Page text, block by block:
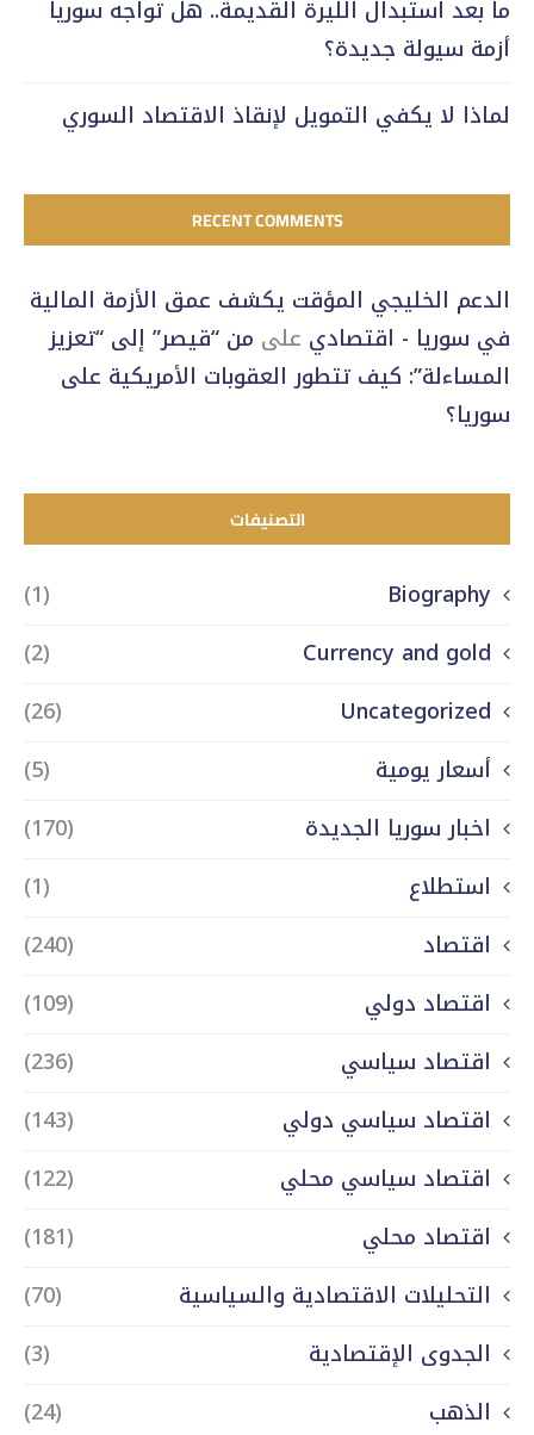
ما بعد استبدال الليرة القديمة.. هل تواجه سوريا
أزمة سيولة جديدة؟
لماذا لا يكفي التمويل لإنقاذ الاقتصاد السوري
RECENT COMMENTS
الدعم الخليجي المؤقت يكشف عمق الأزمة المالية
في سوريا - اقتصادي على من “قيصر” إلى “تعزيز
المساءلة”: كيف تتطور العقوبات الأمريكية على
سوريا؟
التصنيفات
Biography
(1)
Currency and gold
(2)
Uncategorized
(26)
أسعار يومية
(5)
اخبار سوريا الجديدة
(170)
استطلاع
(1)
اقتصاد
(240)
اقتصاد دولي
(109)
اقتصاد سياسي
(236)
اقتصاد سياسي دولي
(143)
اقتصاد سياسي محلي
(122)
اقتصاد محلي
(181)
التحليلات الاقتصادية والسياسية
(70)
الجدوى الإقتصادية
(3)
الذهب
(24)